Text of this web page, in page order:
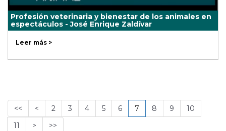
Profesión veterinaria y bienestar de los animales en
espectáculos - José Enrique Zaldívar
Leer más >
<< < 2 3 4 5 6 7 8 9
10
11
> >>